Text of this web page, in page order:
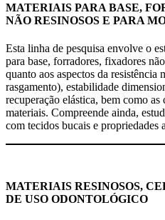
MATERIAIS PARA BASE,
NÃO RESINOSOS E PARA
Esta linha de pesquisa envolve o
para base, forradores, fixadores
quanto aos aspectos da resistência
rasgamento), estabilidade
recuperação elástica, bem como as
materiais. Compreende ainda,
com tecidos bucais e propriedades
MATERIAIS RESINOSOS,
DE USO ODONTOLÓGICO